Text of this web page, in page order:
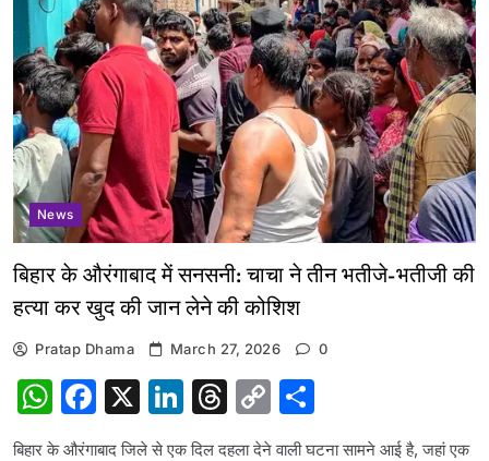
News
बिहार के औरंगाबाद में सनसनी: चाचा ने तीन भतीजे-भतीजी की
हत्या कर खुद की जान लेने की कोशिश
Pratap Dhama March 27, 2026 0
WhatsApp
Facebook
X LinkedIn
Threads
Copy
Link
बिहार के औरंगाबाद जिले से एक दिल दहला देने वाली घटना सामने आई है, जहां एक